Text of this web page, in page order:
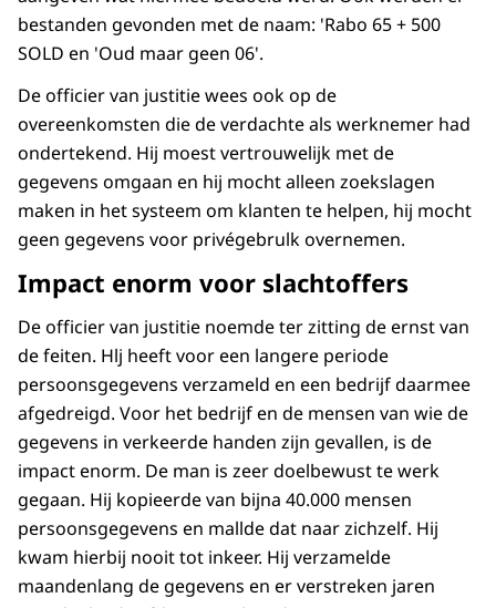
bestanden gevonden met de naam: 'Rabo 65 + 500
SOLD en 'Oud maar geen 06'.
De officier van justitie wees ook op de
overeenkomsten die de verdachte als werknemer had
ondertekend. Hij moest vertrouwelijk met de
gegevens omgaan en hij mocht alleen zoekslagen
maken in het systeem om klanten te helpen, hij mocht
geen gegevens voor privégebrulk overnemen.
Impact enorm voor slachtoffers
De officier van justitie noemde ter zitting de ernst van
de feiten. Hlj heeft voor een langere periode
persoonsgegevens verzameld en een bedrijf daarmee
afgedreigd. Voor het bedrijf en de mensen van wie de
gegevens in verkeerde handen zijn gevallen, is de
impact enorm. De man is zeer doelbewust te werk
gegaan. Hij kopieerde van bijna 40.000 mensen
persoonsgegevens en mallde dat naar zichzelf. Hij
kwam hierbij nooit tot inkeer. Hij verzamelde
maandenlang de gegevens en er verstreken jaren